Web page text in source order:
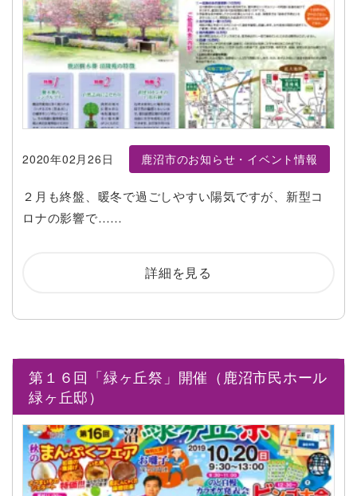
2020年02月26日 鹿沼市のお知らせ・イベント情報
２月も終盤、暖冬で過ごしやすい陽気ですが、新型コ
ロナの影響で……
詳細を見る
第１６回「緑ヶ丘祭」開催（鹿沼市民ホール
緑ヶ丘邸）